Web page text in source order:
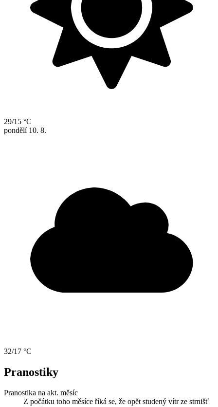
29/15 °C
pondělí 10. 8.
32/17 °C
Pranostiky
Pranostika na akt. měsíc
Z počátku toho měsíce říká se, že opět studený vítr ze strnišť